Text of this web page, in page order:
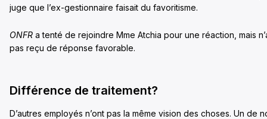
juge que l’ex-gestionnaire faisait du favoritisme.
ONFR a tenté de rejoindre Mme Atchia pour une réaction, mais
pas reçu de réponse favorable.
Différence de traitement?
D’autres employés n’ont pas la même vision des choses. Un de